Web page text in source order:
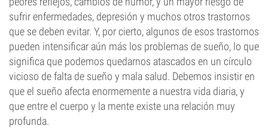
sufrir enfermedades, depresión y muchos otros trastornos
que se deben evitar. Y, por cierto, algunos de esos trastornos
pueden intensificar aún más los problemas de sueño, lo que
significa que podemos quedarnos atascados en un círculo
vicioso de falta de sueño y mala salud. Debemos insistir en
que el sueño afecta enormemente a nuestra vida diaria, y
que entre el cuerpo y la mente existe una relación muy
profunda.